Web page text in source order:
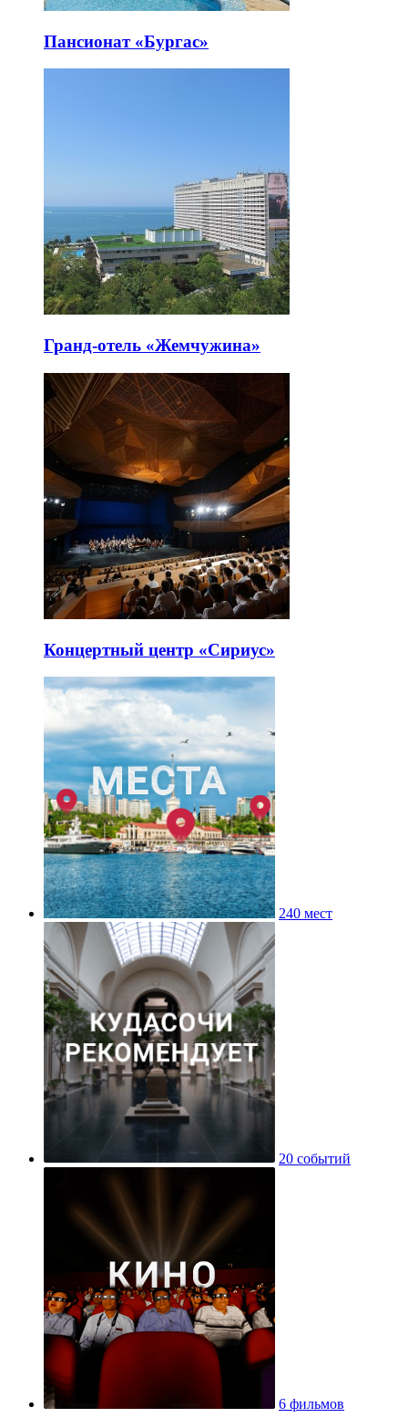
Пансионат «Бургас»
Гранд-отель «Жемчужина»
Концертный центр «Сириус»
240 мест
20 событий
6 фильмов